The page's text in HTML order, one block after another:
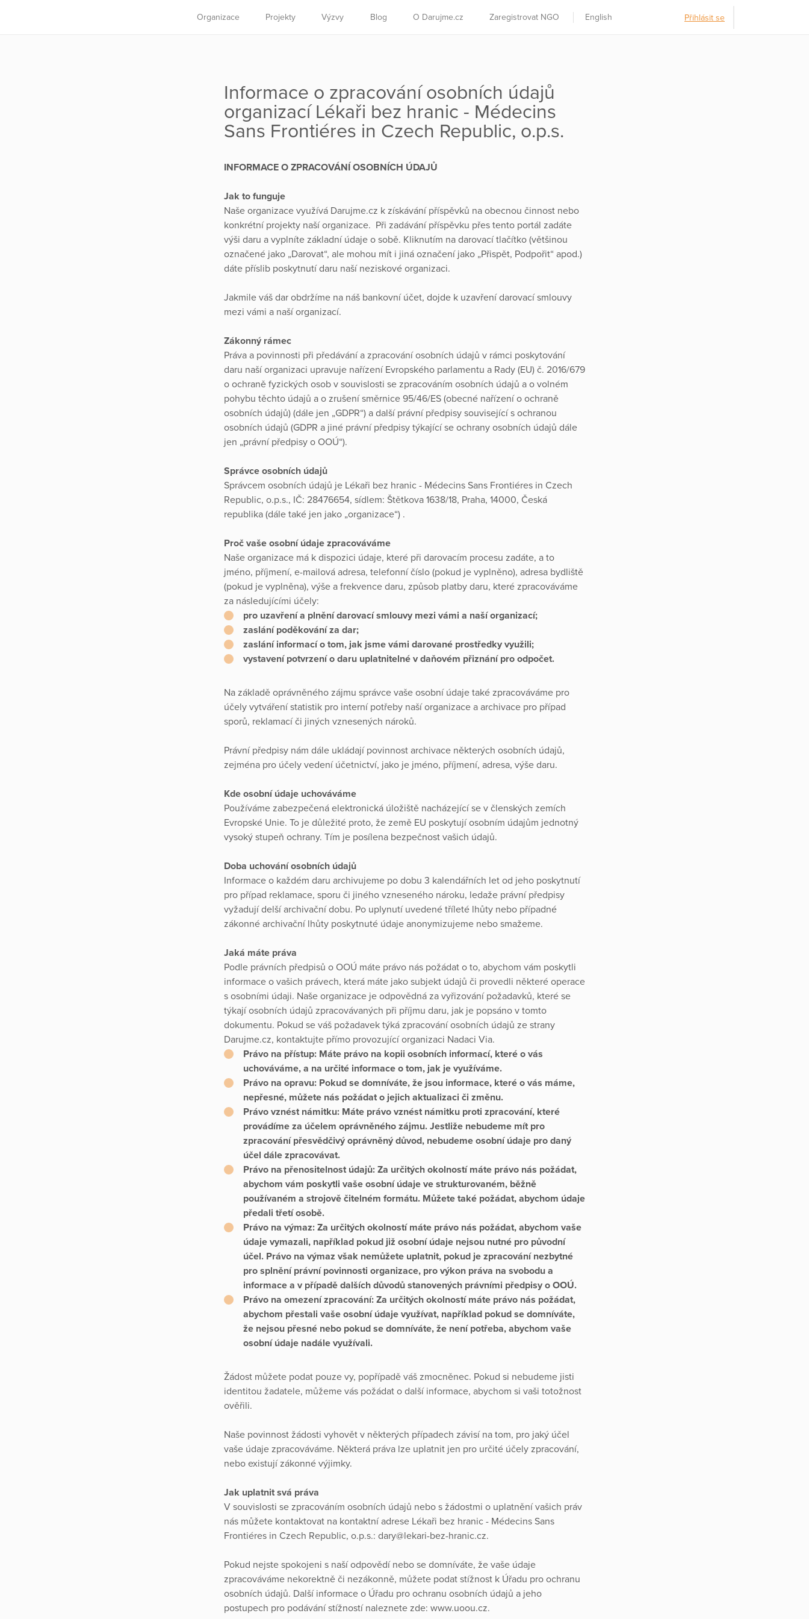
Organizace Projekty Výzvy Blog O Darujme.cz Zaregistrovat NGO English Přihlásit se
Informace o zpracování osobních údajů
organizací Lékaři bez hranic - Médecins
Sans Frontiéres in Czech Republic, o.p.s.
INFORMACE O ZPRACOVÁNÍ OSOBNÍCH ÚDAJŮ
Jak to funguje
Naše organizace využívá Darujme.cz k získávání příspěvků na obecnou činnost nebo
konkrétní projekty naší organizace. Při zadávání příspěvku přes tento portál zadáte
výši daru a vyplníte základní údaje o sobě. Kliknutím na darovací tlačítko (většinou
označené jako „Darovat“, ale mohou mít i jiná označení jako „Přispět, Podpořit“ apod.)
dáte příslib poskytnutí daru naší neziskové organizaci.
Jakmile váš dar obdržíme na náš bankovní účet, dojde k uzavření darovací smlouvy
mezi vámi a naší organizací.
Zákonný rámec
Práva a povinnosti při předávání a zpracování osobních údajů v rámci poskytování
daru naší organizaci upravuje nařízení Evropského parlamentu a Rady (EU) č. 2016/679
o ochraně fyzických osob v souvislosti se zpracováním osobních údajů a o volném
pohybu těchto údajů a o zrušení směrnice 95/46/ES (obecné nařízení o ochraně
osobních údajů) (dále jen „GDPR“) a další právní předpisy související s ochranou
osobních údajů (GDPR a jiné právní předpisy týkající se ochrany osobních údajů dále
jen „právní předpisy o OOÚ“).
Správce osobních údajů
Správcem osobních údajů je Lékaři bez hranic - Médecins Sans Frontiéres in Czech
Republic, o.p.s., IČ: 28476654, sídlem: Štětkova 1638/18, Praha, 14000, Česká
republika (dále také jen jako „organizace“) .
Proč vaše osobní údaje zpracováváme
Naše organizace má k dispozici údaje, které při darovacím procesu zadáte, a to
jméno, příjmení, e-mailová adresa, telefonní číslo (pokud je vyplněno), adresa bydliště
(pokud je vyplněna), výše a frekvence daru, způsob platby daru, které zpracováváme
za následujícími účely:
pro uzavření a plnění darovací smlouvy mezi vámi a naší organizací;
zaslání poděkování za dar;
zaslání informací o tom, jak jsme vámi darované prostředky využili;
vystavení potvrzení o daru uplatnitelné v daňovém přiznání pro odpočet.
Na základě oprávněného zájmu správce vaše osobní údaje také zpracováváme pro
účely vytváření statistik pro interní potřeby naší organizace a archivace pro případ
sporů, reklamací či jiných vznesených nároků.
Právní předpisy nám dále ukládají povinnost archivace některých osobních údajů,
zejména pro účely vedení účetnictví, jako je jméno, příjmení, adresa, výše daru.
Kde osobní údaje uchováváme
Používáme zabezpečená elektronická úložiště nacházející se v členských zemích
Evropské Unie. To je důležité proto, že země EU poskytují osobním údajům jednotný
vysoký stupeň ochrany. Tím je posílena bezpečnost vašich údajů.
Doba uchování osobních údajů
Informace o každém daru archivujeme po dobu 3 kalendářních let od jeho poskytnutí
pro případ reklamace, sporu či jiného vzneseného nároku, ledaže právní předpisy
vyžadují delší archivační dobu. Po uplynutí uvedené tříleté lhůty nebo případné
zákonné archivační lhůty poskytnuté údaje anonymizujeme nebo smažeme.
Jaká máte práva
Podle právních předpisů o OOÚ máte právo nás požádat o to, abychom vám poskytli
informace o vašich právech, která máte jako subjekt údajů či provedli některé operace
s osobními údaji. Naše organizace je odpovědná za vyřizování požadavků, které se
týkají osobních údajů zpracovávaných při příjmu daru, jak je popsáno v tomto
dokumentu. Pokud se váš požadavek týká zpracování osobních údajů ze strany
Darujme.cz, kontaktujte přímo provozující organizaci Nadaci Via.
Právo na přístup: Máte právo na kopii osobních informací, které o vás
uchováváme, a na určité informace o tom, jak je využíváme.
Právo na opravu: Pokud se domníváte, že jsou informace, které o vás máme,
nepřesné, můžete nás požádat o jejich aktualizaci či změnu.
Právo vznést námitku: Máte právo vznést námitku proti zpracování, které
provádíme za účelem oprávněného zájmu. Jestliže nebudeme mít pro
zpracování přesvědčivý oprávněný důvod, nebudeme osobní údaje pro daný
účel dále zpracovávat.
Právo na přenositelnost údajů: Za určitých okolností máte právo nás požádat,
abychom vám poskytli vaše osobní údaje ve strukturovaném, běžně
používaném a strojově čitelném formátu. Můžete také požádat, abychom údaje
předali třetí osobě.
Právo na výmaz: Za určitých okolností máte právo nás požádat, abychom vaše
údaje vymazali, například pokud již osobní údaje nejsou nutné pro původní
účel. Právo na výmaz však nemůžete uplatnit, pokud je zpracování nezbytné
pro splnění právní povinnosti organizace, pro výkon práva na svobodu a
informace a v případě dalších důvodů stanovených právními předpisy o OOÚ.
Právo na omezení zpracování: Za určitých okolností máte právo nás požádat,
abychom přestali vaše osobní údaje využívat, například pokud se domníváte,
že nejsou přesné nebo pokud se domníváte, že není potřeba, abychom vaše
osobní údaje nadále využívali.
Žádost můžete podat pouze vy, popřípadě váš zmocněnec. Pokud si nebudeme jisti
identitou žadatele, můžeme vás požádat o další informace, abychom si vaši totožnost
ověřili.
Naše povinnost žádosti vyhovět v některých případech závisí na tom, pro jaký účel
vaše údaje zpracováváme. Některá práva lze uplatnit jen pro určité účely zpracování,
nebo existují zákonné výjimky.
Jak uplatnit svá práva
V souvislosti se zpracováním osobních údajů nebo s žádostmi o uplatnění vašich práv
nás můžete kontaktovat na kontaktní adrese Lékaři bez hranic - Médecins Sans
Frontiéres in Czech Republic, o.p.s.: dary@lekari-bez-hranic.cz.
Pokud nejste spokojeni s naší odpovědí nebo se domníváte, že vaše údaje
zpracováváme nekorektně či nezákonně, můžete podat stížnost k Úřadu pro ochranu
osobních údajů. Další informace o Úřadu pro ochranu osobních údajů a jeho
postupech pro podávání stížností naleznete zde: www.uoou.cz.